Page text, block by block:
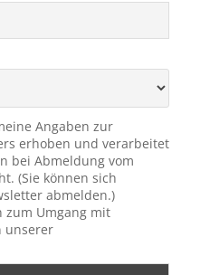
Angaben zur
erhoben und verarbeitet
bei Abmeldung vom
(Sie können sich
abmelden.)
Umgang mit
unserer